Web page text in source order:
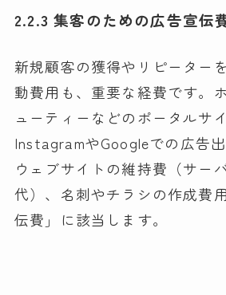
2.2.3 集客のための広告宣伝
新規顧客の獲得やリピーター
動費用も、重要な経費です。
ューティーなどのポータルサ
InstagramやGoogleでの広告
ウェブサイトの維持費（サー
代）、名刺やチラシの作成費
伝費」に該当します。